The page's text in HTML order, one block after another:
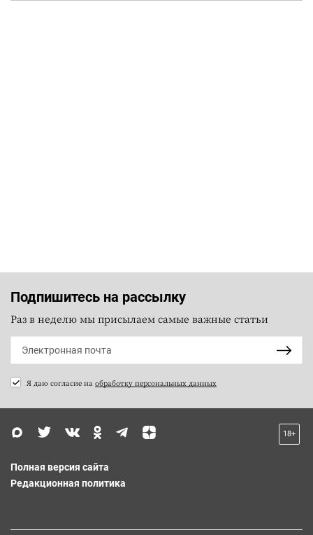
Подпишитесь на рассылку
Раз в неделю мы присылаем самые важные статьи
Я даю согласие на обработку персональных данных
18+
Полная версия сайта
Редакционная политика